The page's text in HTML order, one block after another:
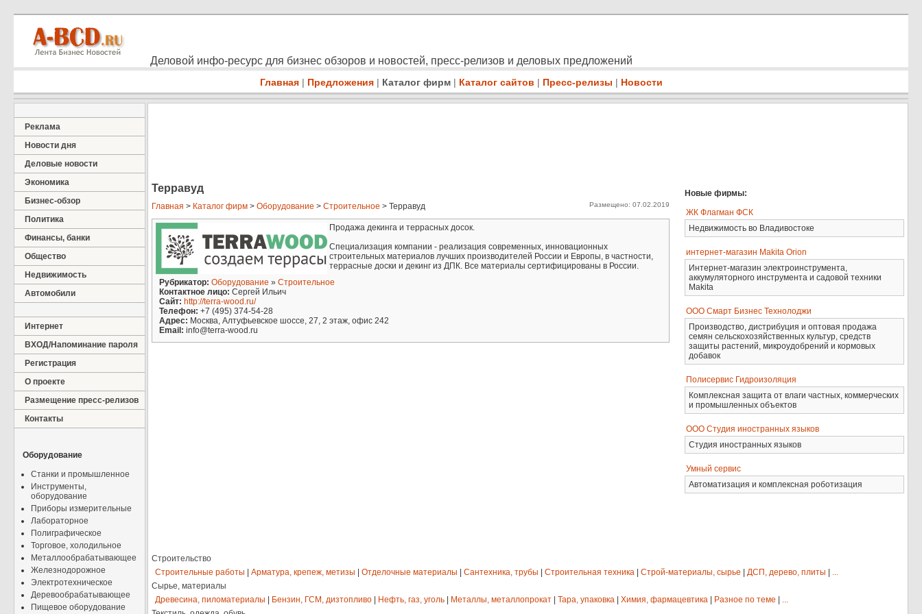
Деловой инфо-ресурс для бизнес обзоров и новостей, пресс-релизов и деловых предложений
Главная | Предложения | Каталог фирм | Каталог сайтов | Пресс-релизы | Новости
Реклама
Новости дня
Деловые новости
Экономика
Бизнес-обзор
Политика
Финансы, банки
Общество
Недвижимость
Автомобили
Интернет
ВХОД/Напоминание пароля
Регистрация
О проекте
Размещение пресс-релизов
Контакты
Оборудование
Станки и промышленное
Инструменты,
оборудование
Приборы измерительные
Лабораторное
Полиграфическое
Торговое, холодильное
Металлообрабатывающее
Железнодорожное
Электротехническое
Деревообрабатывающее
Пищевое оборудование
Терравуд
Главная > Каталог фирм > Оборудование > Строительное > Терравуд Размещено: 07.02.2019
Продажа декинга и террасных досок.
Специализация компании - реализация современных, инновационных
строительных материалов лучших производителей России и Европы, в частности,
террасные доски и декинг из ДПК. Все материалы сертифицированы в России.
Рубрикатор: Оборудование » Строительное
Контактное лицо: Сергей Ильич
Сайт: http://terra-wood.ru/
Телефон: +7 (495) 374-54-28
Адрес: Москва, Алтуфьевское шоссе, 27, 2 этаж, офис 242
Email: info@terra-wood.ru
Новые фирмы:
ЖК Флагман ФСК
Недвижимость во Владивостоке
интернет-магазин Makita Orion
Интернет-магазин электроинструмента,
аккумуляторного инструмента и садовой техники
Makita
ООО Смарт Бизнес Технолоджи
Производство, дистрибуция и оптовая продажа
семян сельскохозяйственных культур, средств
защиты растений, микроудобрений и кормовых
добавок
Полисервис Гидроизоляция
Комплексная защита от влаги частных, коммерческих
и промышленных объектов
ООО Студия иностранных языков
Студия иностранных языков
Умный сервис
Автоматизация и комплексная роботизация
Строительство
Строительные работы
Арматура, крепеж, метизы Отделочные материалы Сантехника, трубы Строительная техника Строй-материалы, сырье ДСП, дерево, плиты
...
Сырье, материалы
Древесина, пиломатериалы
Бензин, ГСМ, дизтопливо Нефть, газ, уголь Металлы, металлопрокат Тара, упаковка Химия, фармацевтика Разное по теме
...